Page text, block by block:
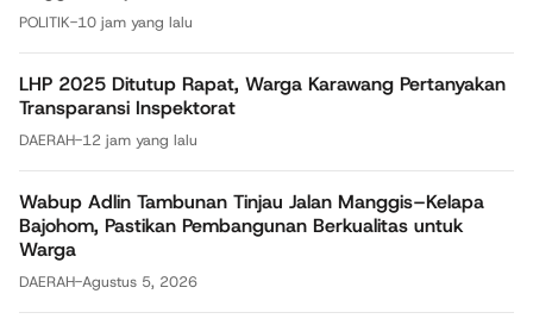
POLITIK-10 jam yang lalu
LHP 2025 Ditutup Rapat, Warga Karawang Pertanyakan
Transparansi Inspektorat
DAERAH-12 jam yang lalu
Wabup Adlin Tambunan Tinjau Jalan Manggis–Kelapa
Bajohom, Pastikan Pembangunan Berkualitas untuk
Warga
DAERAH-Agustus 5, 2026